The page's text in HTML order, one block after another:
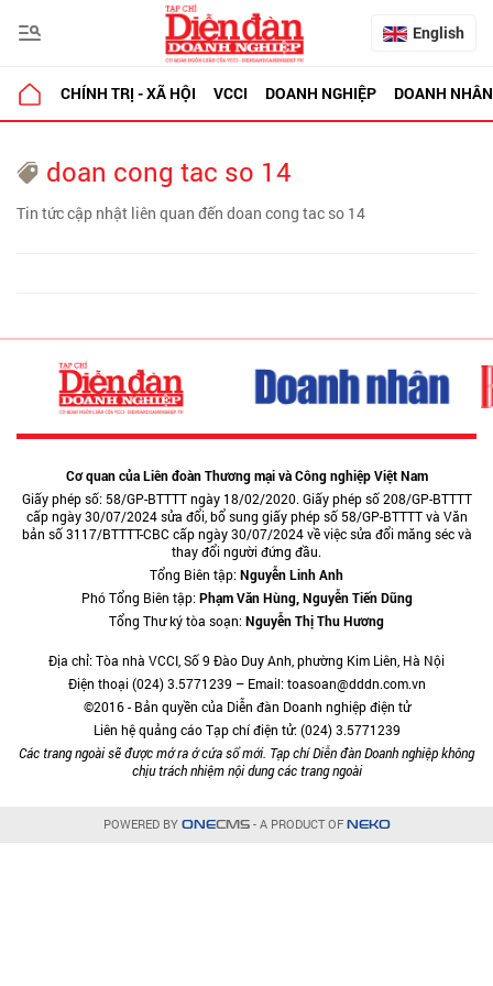
English
CHÍNH TRỊ - XÃ HỘI VCCI DOANH NGHIỆP DOANH NHÂN
doan cong tac so 14
Tin tức cập nhật liên quan đến doan cong tac so 14
Cơ quan của Liên đoàn Thương mại và Công nghiệp Việt Nam
Giấy phép số: 58/GP-BTTTT ngày 18/02/2020. Giấy phép số 208/GP-BTTTT
cấp ngày 30/07/2024 sửa đổi, bổ sung giấy phép số 58/GP-BTTTT và Văn
bản số 3117/BTTTT-CBC cấp ngày 30/07/2024 về việc sửa đổi măng séc và
thay đổi người đứng đầu.
Tổng Biên tập:Nguyễn Linh Anh
Phó Tổng Biên tập:Phạm Văn Hùng, Nguyễn Tiến Dũng
Tổng Thư ký tòa soạn:Nguyễn Thị Thu Hương
Địa chỉ: Tòa nhà VCCI, Số 9 Đào Duy Anh, phường Kim Liên, Hà Nội
Điện thoại (024) 3.5771239 – Email: toasoan@dddn.com.vn
©2016 - Bản quyền của Diễn đàn Doanh nghiệp điện tử
Liên hệ quảng cáo Tạp chí điện tử: (024) 3.5771239
Các trang ngoài sẽ được mở ra ở cửa sổ mới. Tạp chí Diễn đàn Doanh nghiệp không
chịu trách nhiệm nội dung các trang ngoài
POWERED BY ONECMS- A PRODUCT OF NEKO